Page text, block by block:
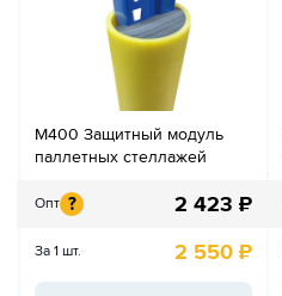
М400 Защитный модуль
паллетных стеллажей
Опт ? 2 423 ₽
За 1 шт. 2 550 ₽